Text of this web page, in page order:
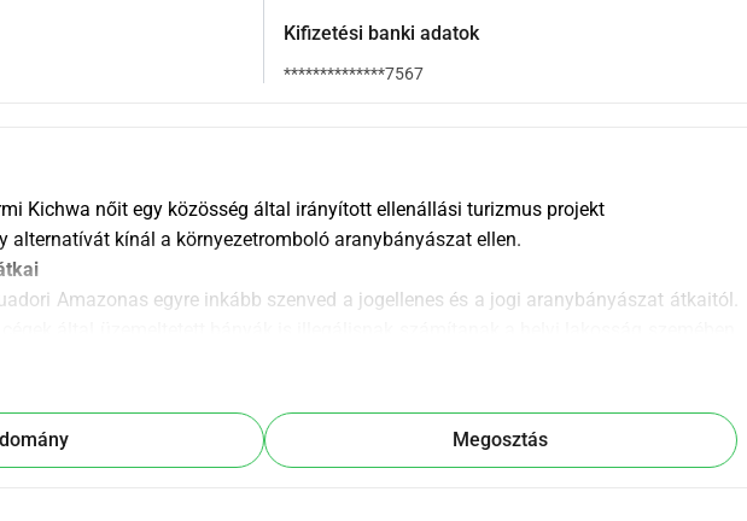
Kifizetési banki adatok
**************7567
Kichwa nőit egy közösség által irányított ellenállási turizmus projekt
alternatívát kínál a környezetromboló aranybányászat ellen.
Amazonas egyre inkább szenved a jogellenes és a jogi aranybányászat átkaitól.
területeikre előzetes szabad és tájékozott beleegyezésük nélkül, és környezetvédelmi
amelyhez az extrakciós folyamat során használt mérgező vegyi anyagok,
hozzá. Az Amazonas esőerdőjének értékes biodiverzitásának elpusztítása mellett
Megosztás